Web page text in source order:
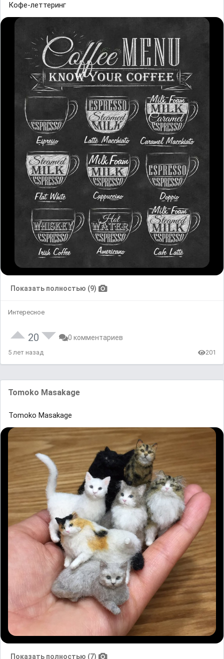
Кофе-леттеринг
Показать полностью (9)
Интересное
20 0 комментариев
5 лет назад 201
Tomoko Masakage
Tomoko Masakage
Показать полностью (7)